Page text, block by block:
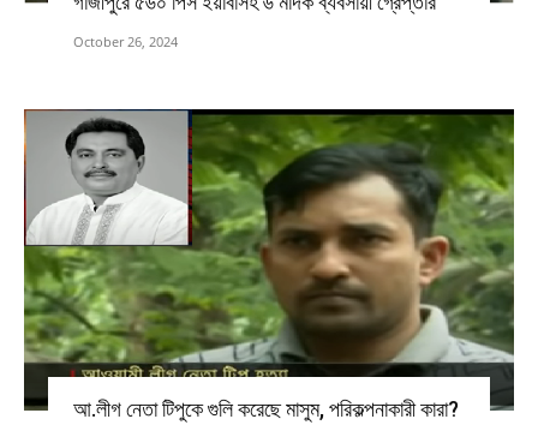
October 26, 2024
আ.লীগ নেতা টিপুকে গুলি করেছে মাসুম, পরিকল্পনাকারী কারা?